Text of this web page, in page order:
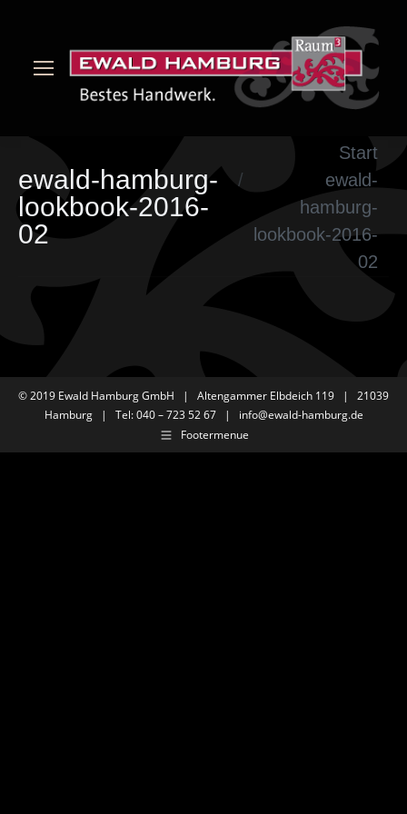
ewald-hamburg-
lookbook-2016-
02
Sie befinden sich hier:Start
ewald-
hamburg-
lookbook-2016-
02
© 2019 Ewald Hamburg GmbH | Altengammer Elbdeich 119 | 21039
Hamburg | Tel: 040 – 723 52 67 | info@ewald-hamburg.de
Footermenue